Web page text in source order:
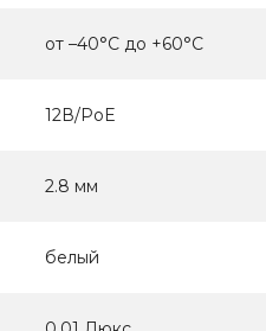
от –40°C до +60°C
12В/PoE
2.8 мм
белый